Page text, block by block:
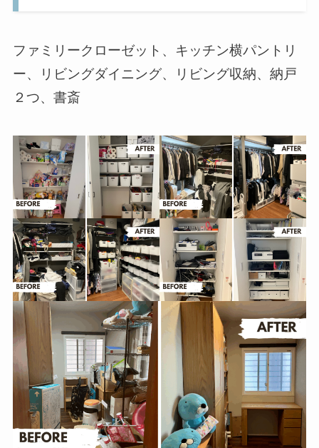
ファミリークローゼット、キッチン横パントリ
ー、リビングダイニング、リビング収納、納戸
２つ、書斎